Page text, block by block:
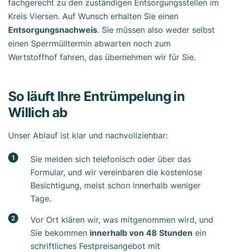
fachgerecht zu den zuständigen Entsorgungsstellen im
Kreis Viersen. Auf Wunsch erhalten Sie einen
Entsorgungsnachweis. Sie müssen also weder selbst
einen Sperrmülltermin abwarten noch zum
Wertstoffhof fahren, das übernehmen wir für Sie.
So läuft Ihre Entrümpelung in
Willich ab
Unser Ablauf ist klar und nachvollziehbar:
Sie melden sich telefonisch oder über das
Formular, und wir vereinbaren die kostenlose
Besichtigung, meist schon innerhalb weniger
Tage.
Vor Ort klären wir, was mitgenommen wird, und
Sie bekommen innerhalb von 48 Stunden ein
schriftliches Festpreisangebot mit